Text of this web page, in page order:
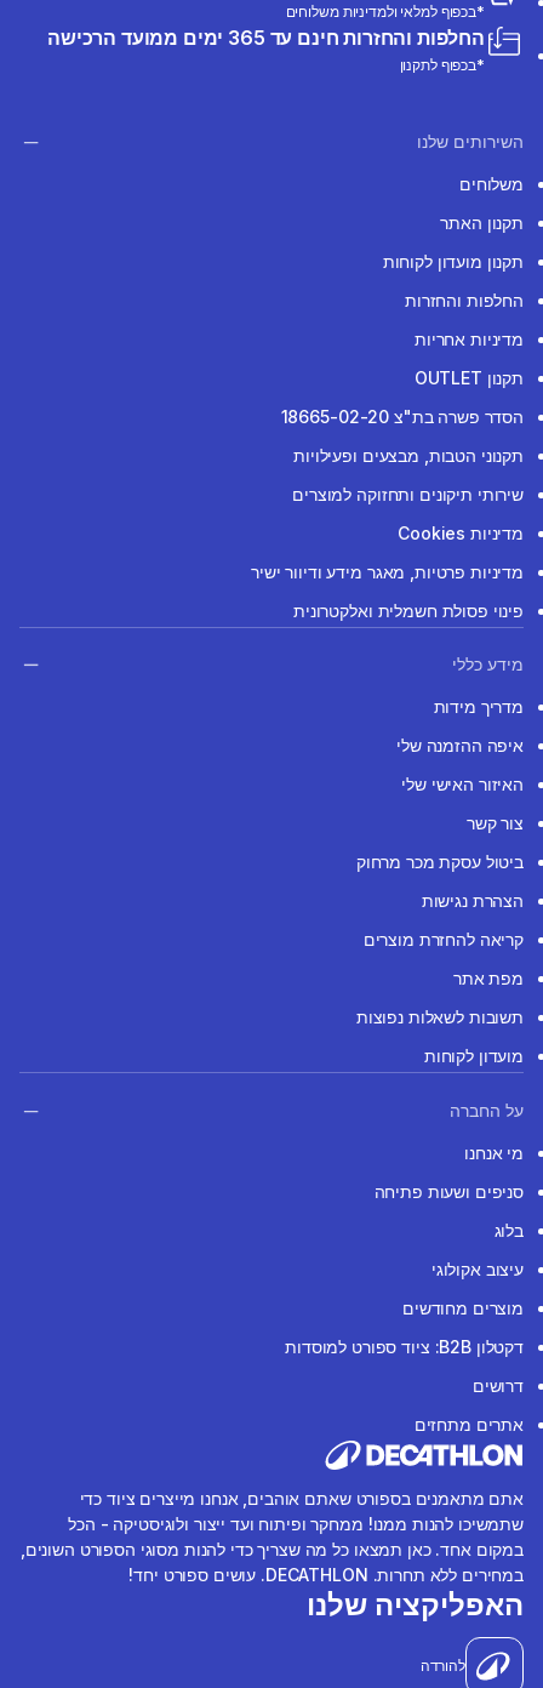
*בכפוף למלאי ולמדיניות משלוחים
החלפות והחזרות חינם עד 365 ימים ממועד הרכישה
*בכפוף לתקנון
השירותים שלנו
משלוחים
תקנון האתר
תקנון מועדון לקוחות
החלפות והחזרות
מדיניות אחריות
תקנון OUTLET
הסדר פשרה בת"צ 18665-02-20
תקנוני הטבות, מבצעים ופעילויות
שירותי תיקונים ותחזוקה למוצרים
מדיניות Cookies
מדיניות פרטיות, מאגר מידע ודיוור ישיר
פינוי פסולת חשמלית ואלקטרונית
מידע כללי
מדריך מידות
איפה ההזמנה שלי
האיזור האישי שלי
צור קשר
ביטול עסקת מכר מרחוק
הצהרת נגישות
קריאה להחזרת מוצרים
מפת אתר
תשובות לשאלות נפוצות
מועדון לקוחות
על החברה
מי אנחנו
סניפים ושעות פתיחה
בלוג
עיצוב אקולוגי
מוצרים מחודשים
דקטלון B2B: ציוד ספורט למוסדות
דרושים
אתרים מתחזים
אתם מתאמנים בספורט שאתם אוהבים, אנחנו מייצרים ציוד כדי
שתמשיכו להנות ממנו! ממחקר ופיתוח ועד ייצור ולוגיסטיקה - הכל
במקום אחד. כאן תמצאו כל מה שצריך כדי להנות מסוגי הספורט השונים,
במחירים ללא תחרות. DECATHLON. עושים ספורט יחד!
האפליקציה שלנו
להורדה